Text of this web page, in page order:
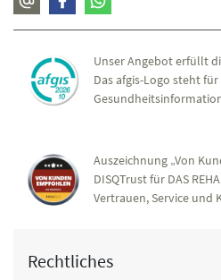
Unser Angebot erfüllt
Das afgis-Logo steht
Auszeichnung „Von
DISQTrust für DAS
Vertrauen, Service und
Rechtliches